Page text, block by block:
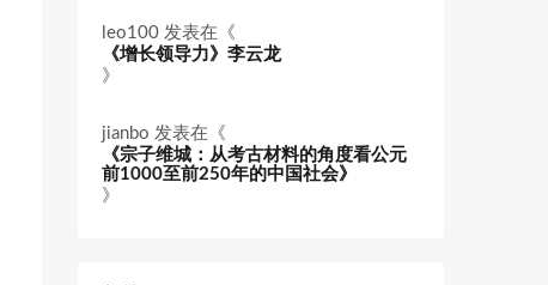
leo100 发表在《
《增长领导力》李云龙
》
jianbo 发表在《
《宗子维城：从考古材料的角度看公元
前1000至前250年的中国社会》
》